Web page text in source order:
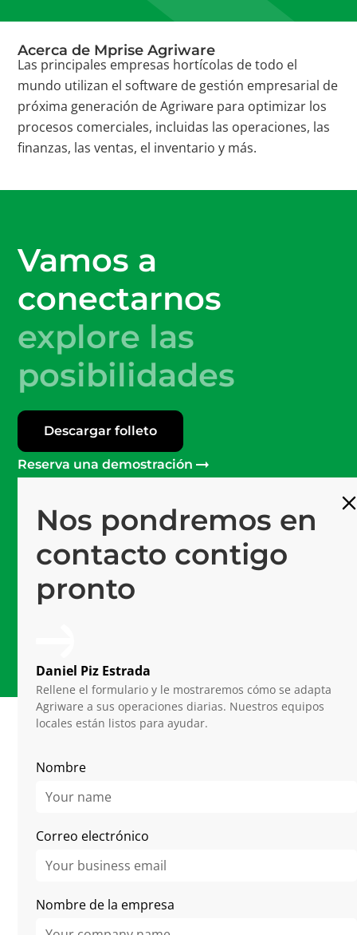
Acerca de Mprise Agriware
Las principales empresas hortícolas de todo el
mundo utilizan el software de gestión empresarial de
próxima generación de Agriware para optimizar los
procesos comerciales, incluidas las operaciones, las
finanzas, las ventas, el inventario y más.
Vamos a
conectarnos
explore las
posibilidades
Descargar folleto
Reserva una demostración
Nos pondremos en
contacto contigo
pronto
Daniel Piz Estrada
Rellene el formulario y le mostraremos cómo se adapta
Agriware a sus operaciones diarias. Nuestros equipos
locales están listos para ayudar.
Nombre
Correo electrónico
Nombre de la empresa
Más de 120
Profesionales en Mprise
Software #1
Plataforma de última generación
Related Articles